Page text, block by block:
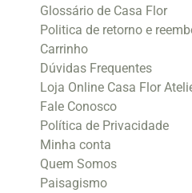
Glossário de Casa Flor
Politica de retorno e
Carrinho
Dúvidas Frequentes
Loja Online Casa Flor
Fale Conosco
Política de Privacidade
Minha conta
Quem Somos
Paisagismo